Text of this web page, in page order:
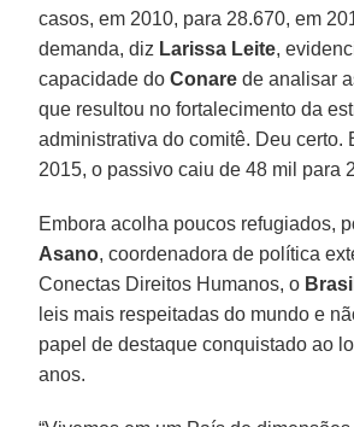
casos, em 2010, para 28.670, em
demanda, diz Larissa Leite,
capacidade doConare de analisar
que resultou no fortalecimento da
administrativa do comitê. Deu certo.
2015, o passivo caiu de 48 mil para
Embora acolha poucos refugiados,
Asano, coordenadora de política
Conectas Direitos Humanos, o Brasil
leis mais respeitadas do mundo e
papel de destaque conquistado ao
anos.